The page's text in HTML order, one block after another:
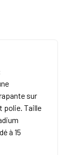
sur
polie. Taille
à 15